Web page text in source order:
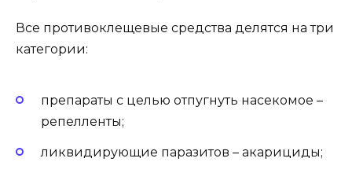
Все противоклещевые средства делятся на три
категории:
препараты с целью отпугнуть насекомое –
репелленты;
ликвидирующие паразитов – акарициды;